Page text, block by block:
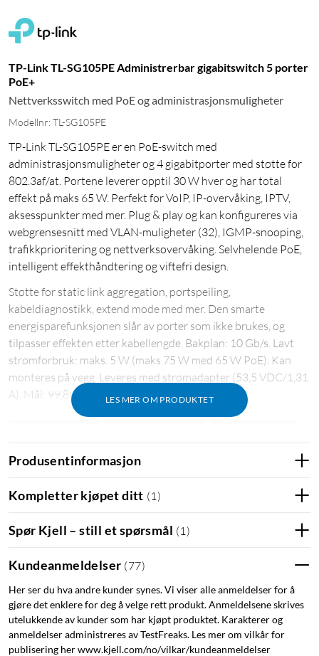
TP-Link TL-SG105PE Administrerbar gigabitswitch 5 porter
PoE+
Nettverksswitch med PoE og administrasjonsmuligheter
Modellnr: TL-SG105PE
TP-Link TL-SG105PE er en PoE-switch med
administrasjonsmuligheter og 4 gigabitporter med støtte for
802.3af/at. Portene leverer opptil 30 W hver og har total
effekt på maks 65 W. Perfekt for VoIP, IP-overvåking, IPTV,
aksesspunkter med mer. Plug & play og kan konfigureres via
webgrensesnitt med VLAN-muligheter (32), IGMP-snooping,
trafikkprioritering og nettverksovervåking. Selvhelende PoE,
intelligent effekthåndtering og viftefri design.
LES MER OM PRODUKTET
Støtte for static link aggregation, portspeiling,
kabeldiagnostikk, extend mode med mer. Den smarte
energisparefunksjonen slår av porter som ikke brukes, og
tilpasser effekten etter kabellengde. Bakplan: 10 Gb/s. Lavt
strømforbruk: maks. 5 W (maks 75 W med 65 W PoE). Kan
monteres på vegg. Leveres med strømadapter (53,5 VDC/1,31
A). Mål: 99,8x98x25 mm.
PoE Power over internet
Produsentinformasjon
Kompletter kjøpet ditt (1 )
Spør Kjell – still et spørsmål (1 )
Kundeanmeldelser (77)
Her ser du hva andre kunder synes. Vi viser alle anmeldelser for å
gjøre det enklere for deg å velge rett produkt. Anmeldelsene skrives
utelukkende av kunder som har kjøpt produktet. Karakterer og
anmeldelser administreres av TestFreaks. Les mer om vilkår for
publisering her www.kjell.com/no/vilkar/kundeanmeldelser